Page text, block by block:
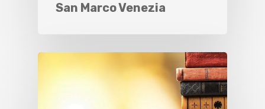
San Marco Venezia